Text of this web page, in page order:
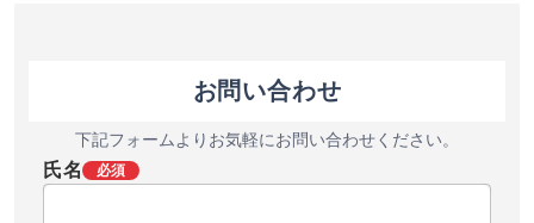
お問い合わせ
下記フォームよりお気軽にお問い合わせください。
氏名 必須